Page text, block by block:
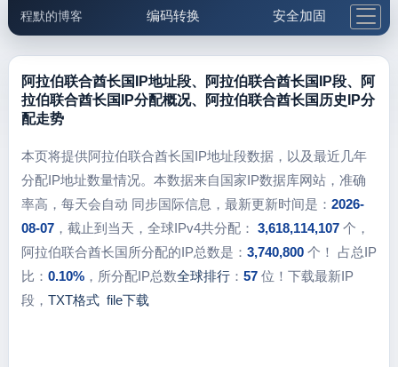
程默的博客 编码转换 安全加固
邮件工具 生活便民 更多工具
5.1支付宝大红包
阿拉伯联合酋长国IP地址段、阿拉伯联合酋长国IP段、阿
拉伯联合酋长国IP分配概况、阿拉伯联合酋长国历史IP分
配走势
本页将提供阿拉伯联合酋长国IP地址段数据，以及最近几年
分配IP地址数量情况。本数据来自国家IP数据库网站，准确
率高，每天会自动 同步国际信息，最新更新时间是： 2026-
08-07，截止到当天，全球IPv4共分配： 3,618,114,107个，
阿拉伯联合酋长国所分配的IP总数是： 3,740,800个！ 占总IP
比： 0.10%，所分配IP总数全球排行： 57位！下载最新IP
段， TXT格式 file下载